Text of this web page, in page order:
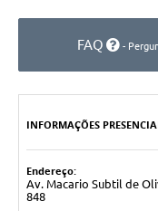
FAQ -
INFORMAÇÕES
Endereço:
Av. Macario Subtil de
848